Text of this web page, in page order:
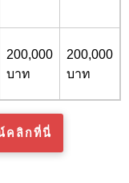
200,000
บาท
200,000
บาท
คลิกที่นี่